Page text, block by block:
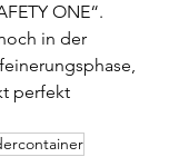
ONE“.
in der
perfekt